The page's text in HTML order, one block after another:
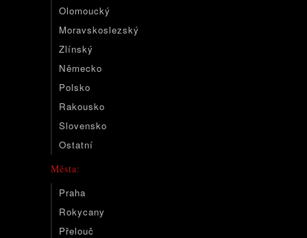
Olomoucký
Moravskoslezský
Zlínský
Německo
Polsko
Rakousko
Slovensko
Ostatní
Města:
Praha
Rokycany
Přelouč